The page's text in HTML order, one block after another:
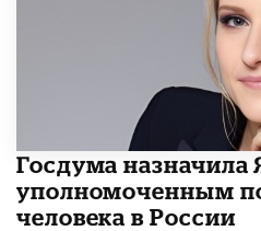
Госдума назначила
уполномоченным
человека в России